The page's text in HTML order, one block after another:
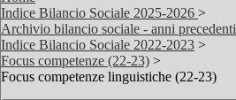
Indice Bilancio Sociale 2025-2026 >
Archivio bilancio sociale - anni precedenti
Indice Bilancio Sociale 2022-2023 >
Focus competenze (22-23) >
Focus competenze linguistiche (22-23)